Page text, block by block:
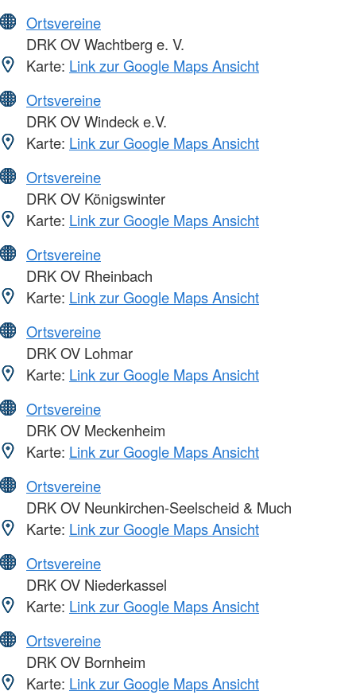
Ortsvereine
DRK OV Wachtberg e. V.
Karte: Link zur Google Maps Ansicht
Ortsvereine
DRK OV Windeck e.V.
Karte: Link zur Google Maps Ansicht
Ortsvereine
DRK OV Königswinter
Karte: Link zur Google Maps Ansicht
Ortsvereine
DRK OV Rheinbach
Karte: Link zur Google Maps Ansicht
Ortsvereine
DRK OV Lohmar
Karte: Link zur Google Maps Ansicht
Ortsvereine
DRK OV Meckenheim
Karte: Link zur Google Maps Ansicht
Ortsvereine
DRK OV Neunkirchen-Seelscheid & Much
Karte: Link zur Google Maps Ansicht
Ortsvereine
DRK OV Niederkassel
Karte: Link zur Google Maps Ansicht
Ortsvereine
DRK OV Bornheim
Karte: Link zur Google Maps Ansicht